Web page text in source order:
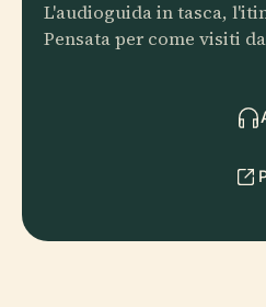
L'audioguida in tasca,
Pensata per come visiti